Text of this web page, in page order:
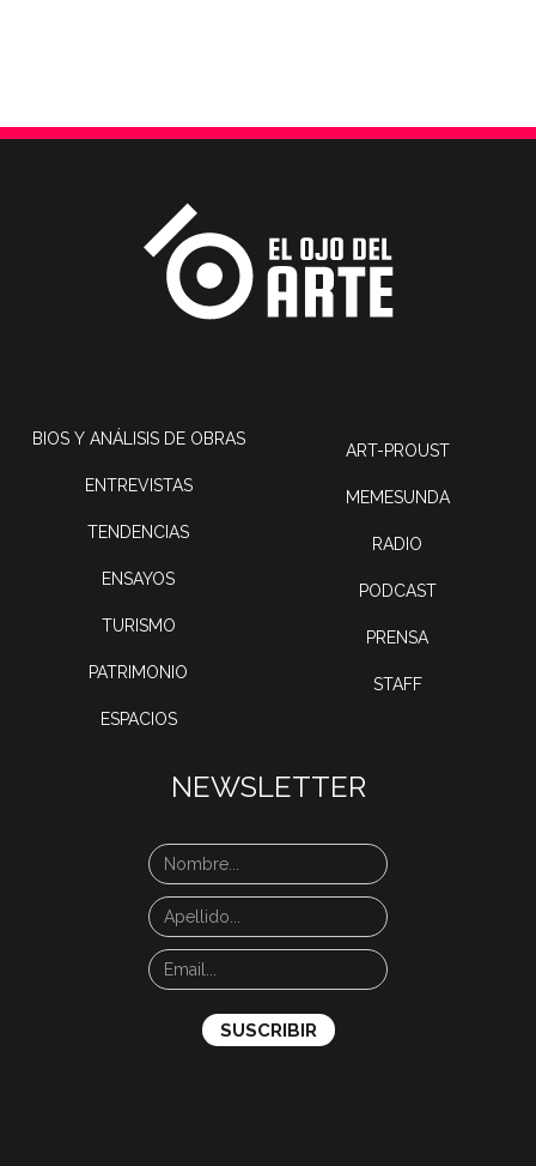
BIOS Y ANÁLISIS DE OBRAS
ENTREVISTAS
TENDENCIAS
ENSAYOS
TURISMO
PATRIMONIO
ESPACIOS
ART-PROUST
MEMESUNDA
RADIO
PODCAST
PRENSA
STAFF
NEWSLETTER